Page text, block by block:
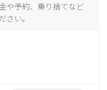
や予約、乗り捨てなど
い。